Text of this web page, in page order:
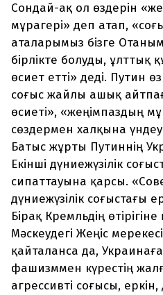
Сондай-ақ ол өздерін
мұрагері» деп атап,
аталарымыз бізге
бірлікте болуды, ұлттық
өсиет етті» деді. Путин
соғыс жайлы ашық
өсиеті», «жеңімпаздың
сөздермен халқына
Батыс жұрты Путиннің
Екінші дүниежүзілік
сипаттауына қарсы.
дүниежүзілік соғыстағы
Бірақ Кремльдің
Мәскеудегі Жеңіс
қайталанса да,
фашизммен күрестің
агрессивті соғысы,